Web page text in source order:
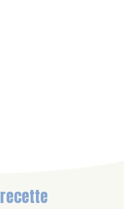
recette